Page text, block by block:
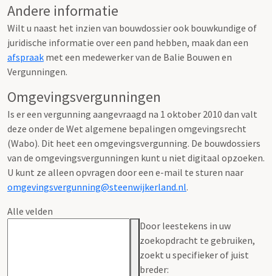
Andere informatie
Wilt u naast het inzien van bouwdossier ook bouwkundige of
juridische informatie over een pand hebben, maak dan een
afspraak met een medewerker van de Balie Bouwen en
Vergunningen.
Omgevingsvergunningen
Is er een vergunning aangevraagd na 1 oktober 2010 dan valt
deze onder de Wet algemene bepalingen omgevingsrecht
(Wabo). Dit heet een omgevingsvergunning. De bouwdossiers
van de omgevingsvergunningen kunt u niet digitaal opzoeken.
U kunt ze alleen opvragen door een e-mail te sturen naar
omgevingsvergunning@steenwijkerland.nl.
Alle velden
Door leestekens in uw
zoekopdracht te gebruiken,
zoekt u specifieker of juist
breder: